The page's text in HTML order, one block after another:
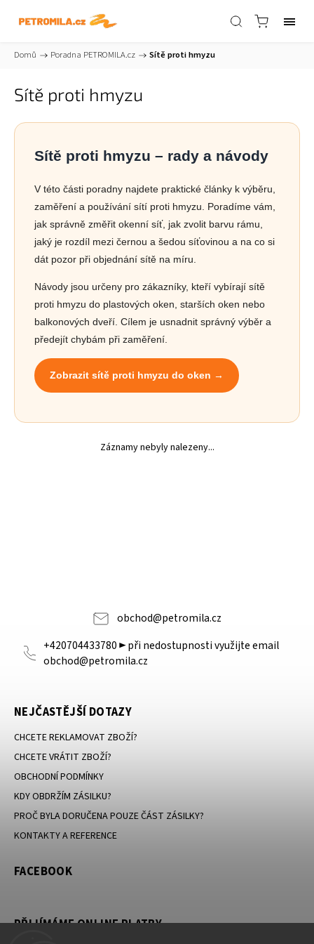
Domů / Poradna PETROMILA.cz / Sítě proti hmyzu
Sítě proti hmyzu
Sítě proti hmyzu – rady a návody
V této části poradny najdete praktické články k výběru,
zaměření a používání sítí proti hmyzu. Poradíme vám,
jak správně změřit okenní síť, jak zvolit barvu rámu,
jaký je rozdíl mezi černou a šedou síťovinou a na co si
dát pozor při objednání sítě na míru.
Návody jsou určeny pro zákazníky, kteří vybírají sítě
proti hmyzu do plastových oken, starších oken nebo
balkonových dveří. Cílem je usnadnit správný výběr a
předejít chybám při zaměření.
Zobrazit sítě proti hmyzu do oken →
Záznamy nebyly nalezeny...
obchod@petromila.cz
+420704433780 ► při nedostupnosti využijte email
obchod@petromila.cz
NEJČASTĚJŠÍ DOTAZY
CHCETE REKLAMOVAT ZBOŽÍ?
CHCETE VRÁTIT ZBOŽÍ?
OBCHODNÍ PODMÍNKY
KDY OBDRŽÍM ZÁSILKU?
PROČ BYLA DORUČENA POUZE ČÁST ZÁSILKY?
KONTAKTY A REFERENCE
FACEBOOK
PŘIJÍMÁME ONLINE PLATBY